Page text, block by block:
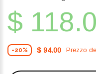
$
-20% $ 94.00 Prezzo